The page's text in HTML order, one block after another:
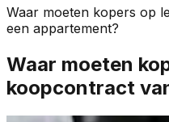
Waar moeten kopers op
een appartement?
Waar moeten
koopcontract